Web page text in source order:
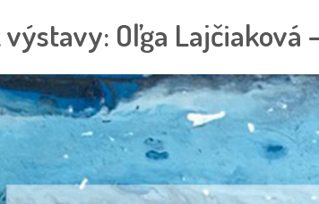
Oľga Lajčiaková